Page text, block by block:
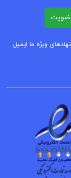
یغمایی
الدین ابن
ویژه ما ایمیل